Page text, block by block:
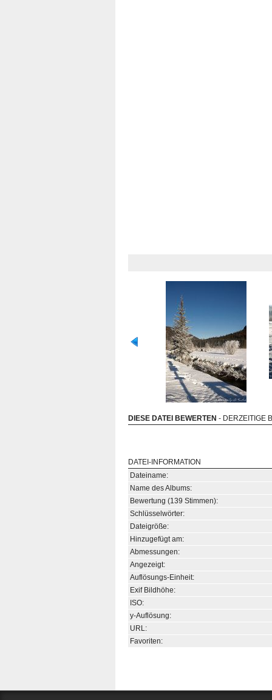
DIESE DATEI BEWERTEN - DERZEITIGE
DATEI-INFORMATION
Dateiname:
Name des Albums:
Bewertung (139 Stimmen):
Schlüsselwörter:
Dateigröße:
Hinzugefügt am:
Abmessungen:
Angezeigt:
Auflösungs-Einheit:
Exif Bildhöhe:
ISO:
y-Auflösung:
URL:
Favoriten: